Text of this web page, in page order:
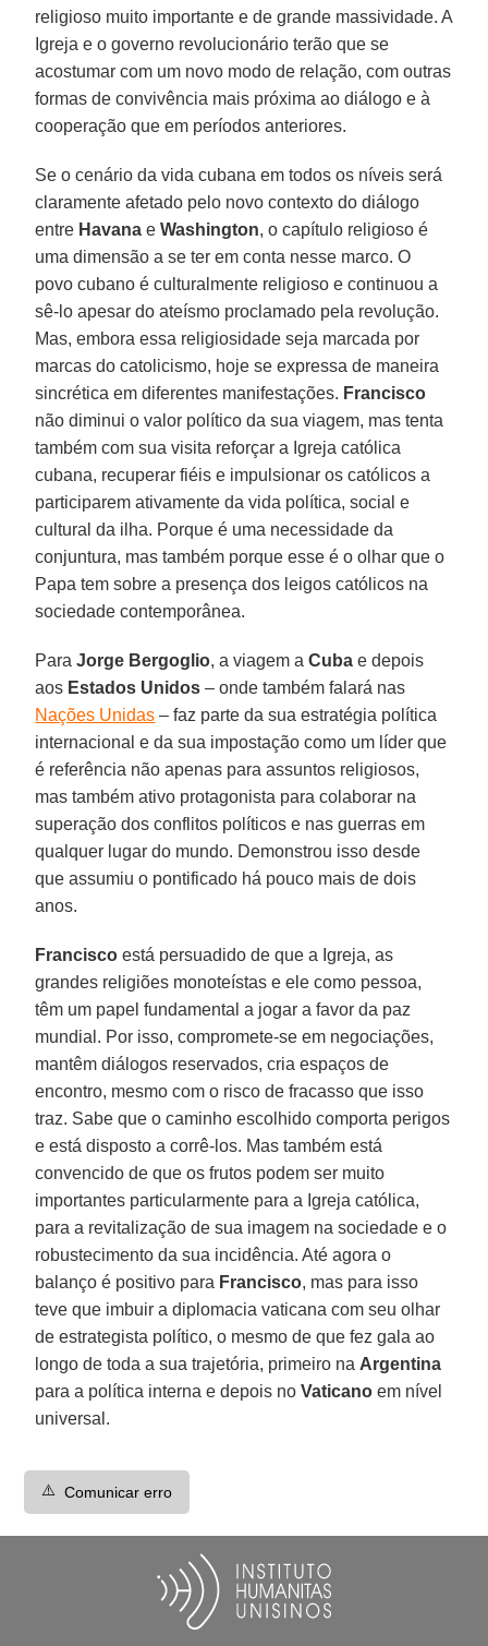
religioso muito importante e de grande massividade. A
Igreja e o governo revolucionário terão que se
acostumar com um novo modo de relação, com outras
formas de convivência mais próxima ao diálogo e à
cooperação que em períodos anteriores.
Se o cenário da vida cubana em todos os níveis será
claramente afetado pelo novo contexto do diálogo
entre Havana eWashington, o capítulo religioso é
uma dimensão a se ter em conta nesse marco. O
povo cubano é culturalmente religioso e continuou a
sê-lo apesar do ateísmo proclamado pela revolução.
Mas, embora essa religiosidade seja marcada por
marcas do catolicismo, hoje se expressa de maneira
sincrética em diferentes manifestações. Francisco
não diminui o valor político da sua viagem, mas tenta
também com sua visita reforçar a Igreja católica
cubana, recuperar fiéis e impulsionar os católicos a
participarem ativamente da vida política, social e
cultural da ilha. Porque é uma necessidade da
conjuntura, mas também porque esse é o olhar que o
Papa tem sobre a presença dos leigos católicos na
sociedade contemporânea.
ParaJorge Bergoglio, a viagem aCuba e depois
aos Estados Unidos – onde também falará nas
Nações Unidas – faz parte da sua estratégia política
internacional e da sua impostação como um líder que
é referência não apenas para assuntos religiosos,
mas também ativo protagonista para colaborar na
superação dos conflitos políticos e nas guerras em
qualquer lugar do mundo. Demonstrou isso desde
que assumiu o pontificado há pouco mais de dois
anos.
Francisco está persuadido de que a Igreja, as
grandes religiões monoteístas e ele como pessoa,
têm um papel fundamental a jogar a favor da paz
mundial. Por isso, compromete-se em negociações,
mantêm diálogos reservados, cria espaços de
encontro, mesmo com o risco de fracasso que isso
traz. Sabe que o caminho escolhido comporta perigos
e está disposto a corrê-los. Mas também está
convencido de que os frutos podem ser muito
importantes particularmente para a Igreja católica,
para a revitalização de sua imagem na sociedade e o
robustecimento da sua incidência. Até agora o
balanço é positivo para Francisco, mas para isso
teve que imbuir a diplomacia vaticana com seu olhar
de estrategista político, o mesmo de que fez gala ao
longo de toda a sua trajetória, primeiro na Argentina
para a política interna e depois noVaticano em nível
universal.
⚠️ Comunicar erro